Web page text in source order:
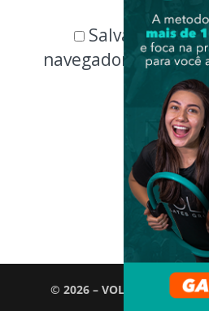
Salvar meus
navegador para a
eu
© 2026 – VOLL Pilates